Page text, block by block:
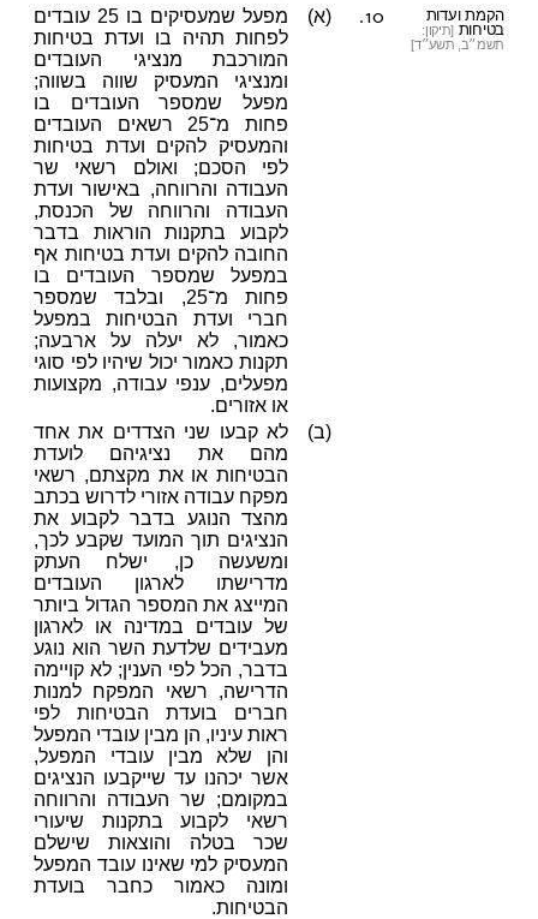
10.
הקמת ועדות
בטיחות[תיקון:
תשמ״ב, תשע״ד]
(א)
מפעל שמעסיקים בו 25 עובדים
לפחות תהיה בו ועדת בטיחות
המורכבת מנציגי העובדים
ומנציגי המעסיק שווה בשווה;
מפעל שמספר העובדים בו
פחות מ־25 רשאים העובדים
והמעסיק להקים ועדת בטיחות
לפי הסכם; ואולם רשאי שר
העבודה והרווחה, באישור ועדת
העבודה והרווחה של הכנסת,
לקבוע בתקנות הוראות בדבר
החובה להקים ועדת בטיחות אף
במפעל שמספר העובדים בו
פחות מ־25, ובלבד שמספר
חברי ועדת הבטיחות במפעל
כאמור, לא יעלה על ארבעה;
תקנות כאמור יכול שיהיו לפי סוגי
מפעלים, ענפי עבודה, מקצועות
או אזורים.
(ב)
לא קבעו שני הצדדים את אחד
מהם את נציגיהם לועדת
הבטיחות או את מקצתם, רשאי
מפקח עבודה אזורי לדרוש בכתב
מהצד הנוגע בדבר לקבוע את
הנציגים תוך המועד שקבע לכך,
ומשעשה כן, ישלח העתק
מדרישתו לארגון העובדים
המייצג את המספר הגדול ביותר
של עובדים במדינה או לארגון
מעבידים שלדעת השר הוא נוגע
בדבר, הכל לפי הענין; לא קויימה
הדרישה, רשאי המפקח למנות
חברים בועדת הבטיחות לפי
ראות עיניו, הן מבין עובדי המפעל
והן שלא מבין עובדי המפעל,
אשר יכהנו עד שייקבעו הנציגים
במקומם; שר העבודה והרווחה
רשאי לקבוע בתקנות שיעורי
שכר בטלה והוצאות שישלם
המעסיק למי שאינו עובד המפעל
ומונה כאמור כחבר בועדת
הבטיחות.